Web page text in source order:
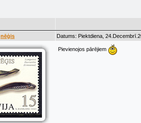
nēģis Datums: Piektdiena,
Pievienojos pārējiem